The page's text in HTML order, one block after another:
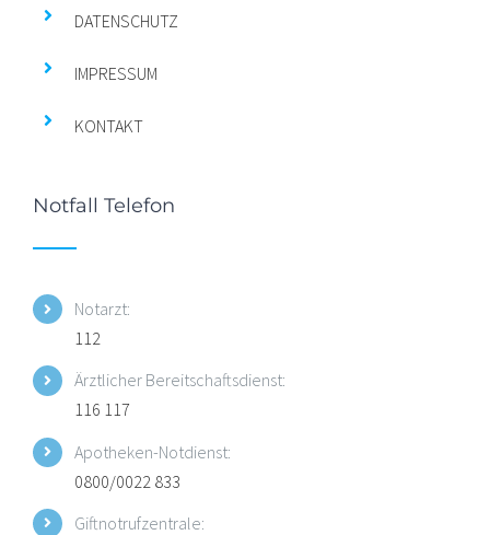
DATENSCHUTZ
IMPRESSUM
KONTAKT
Notfall Telefon
Notarzt:
112
Ärztlicher Bereitschaftsdienst:
116 117
Apotheken-Notdienst:
0800/0022 833
Giftnotrufzentrale: